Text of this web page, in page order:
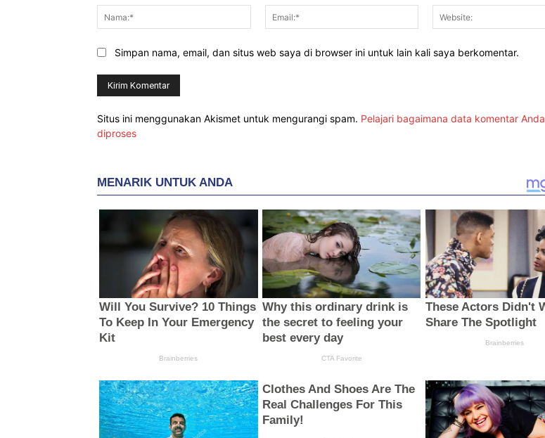
Nama:*
Email:*
Simpan nama, email, dan situs web saya di browser ini untuk lain kali saya berkomentar.
Situs ini menggunakan Akismet untuk mengurangi spam. Pelajari bagaimana data komentar Anda
diproses